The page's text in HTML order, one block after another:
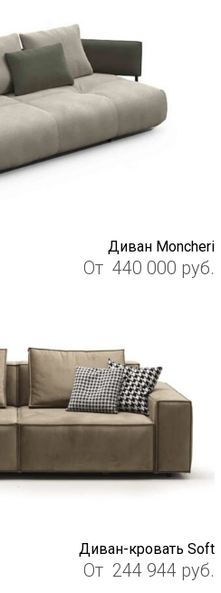
Диван Moncheri
От 440 000 руб.
Диван-кровать Soft
От 244 944 руб.